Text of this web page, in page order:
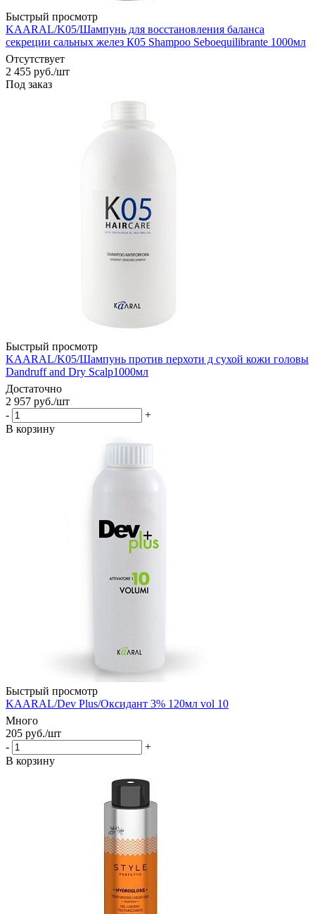
Быстрый просмотр
KAARAL/K05/Шампунь для восстановления баланса
секреции сальных желез К05 Shampoo Seboequilibrante 1000мл
Отсутствует
2 455 руб./шт
Под заказ
Быстрый просмотр
KAARAL/K05/Шампунь против перхоти д сухой кожи головы
Dandruff and Dry Scalp1000мл
Достаточно
2 957 руб./шт
-
+
В корзину
Быстрый просмотр
KAARAL/Dev Plus/Оксидант 3% 120мл vol 10
Много
205 руб./шт
-
+
В корзину